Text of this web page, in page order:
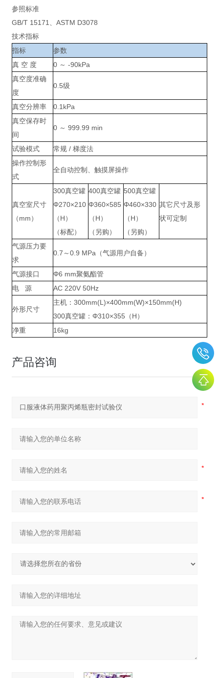
参照标准
GB/T 15171、ASTM D3078
技术指标
指标
参数
真 空 度
0 ～ -90kPa
真空度准确
度
0.5级
真空分辨率
0.1kPa
真空保存时
间
0 ～ 999.99 min
试验模式
常规 / 梯度法
操作控制形
式
全自动控制、触摸屏操作
真空室尺寸
（mm）
300真空罐
Φ270×210
（H）
（标配）
400真空罐
Φ360×585
（H）
（另购）
500真空罐
Φ460×330
（H）
（另购）
其它尺寸及形
状可定制
气源压力要
求
0.7～0.9 MPa（气源用户自备）
气源接口
Φ6 mm聚氨酯管
电 源
AC 220V 50Hz
外形尺寸
主机：300mm(L)×400mm(W)×150mm(H)
300真空罐：Φ310×355（H）
净重
16kg
产品咨询